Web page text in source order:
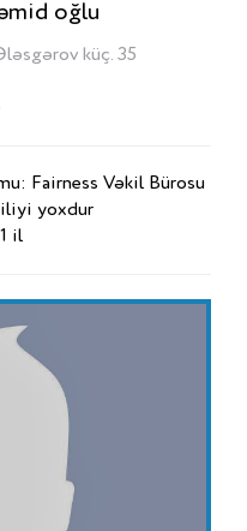
oğlu
küç. 35
Fairness Vəkil Bürosu
yoxdur
il